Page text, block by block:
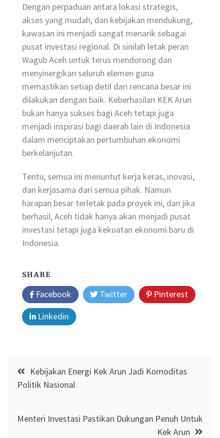
Dengan perpaduan antara lokasi strategis,
akses yang mudah, dan kebijakan mendukung,
kawasan ini menjadi sangat menarik sebagai
pusat investasi regional. Di sinilah letak peran
Wagub Aceh untuk terus mendorong dan
menyinergikan seluruh elemen guna
memastikan setiap detil dari rencana besar ini
dilakukan dengan baik. Keberhasilan KEK Arun
bukan hanya sukses bagi Aceh tetapi juga
menjadi inspirasi bagi daerah lain di Indonesia
dalam menciptakan pertumbuhan ekonomi
berkelanjutan.
Tentu, semua ini menuntut kerja keras, inovasi,
dan kerjasama dari semua pihak. Namun
harapan besar terletak pada proyek ini, dan jika
berhasil, Aceh tidak hanya akan menjadi pusat
investasi tetapi juga kekuatan ekonomi baru di
Indonesia.
SHARE
Facebook Twitter
Pinterest
Linkedin
Post
navigation
Kebijakan Energi Kek Arun Jadi Komoditas
Politik Nasional
Menteri Investasi Pastikan Dukungan Penuh Untuk
Kek Arun